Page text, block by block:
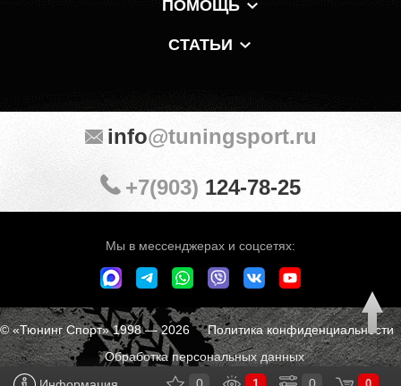
ПОМОЩЬ
СТАТЬИ
Мы в мессенджерах и соцсетях:
info@tuningsport.ru
+7(903) 124-78-25
© «Тюнинг Спорт» 1998 — 2026Политика конфиденциальности
Обработка персональных данных